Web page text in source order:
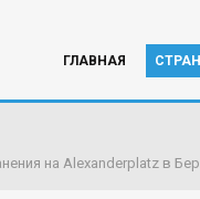
ГЛАВНАЯ
на Alexanderplatz в